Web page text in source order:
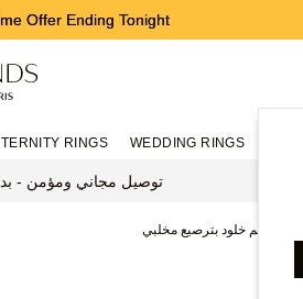
Offer Ending Tonight
WEDDING RINGS
RINGS
توصيل مجاني ومؤمن -
خواتم خلود بترصيع مخلبي